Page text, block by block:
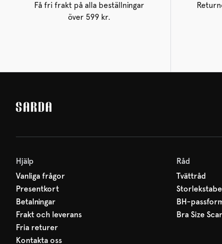
Få fri frakt på alla beställningar
över 599 kr.
Hjälp
Vanliga frågor
Presentkort
Betalningar
Frakt och leverans
Fria returer
Kontakta oss
Råd
Tvättråd
BH-
Bra Size